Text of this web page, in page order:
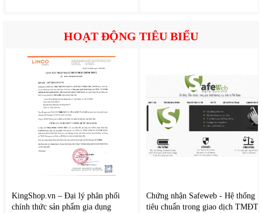
4. Công suất phù hợp – ủi nhanh và hiệu quả
Alaska BL-1000 thường có công suất 1000 ~ 1200W, đủ
mạnh để ủi nhanh các loại trang phục hàng ngày như áo sơ
mi, quần vải, váy vóc hoặc đồ cotton.
Công suất này đảm bảo quần áo được ủi phẳng nhanh
chóng, đảm bảo nhiệt độ đủ mạnh để làm phẳng nếp nhăn,
không tiêu tốn điện quá nhiều.
Công suất phù hợp giúp bạn không cần phải chờ đợi lâu khi
ủi đồ mới lấy ra từ máy giặt.
5. Chống đóng cặn – an toàn cho vải sợi
HOẠT ĐỘNG TIÊU BIỂU
KingShop.vn – Đại lý phân phối
chính thức sản phẩm gia dụng
Chứng nhận Safeweb - Hệ thống
tiêu chuẩn trong giao dịch TMĐT